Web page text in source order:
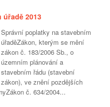
2013
Správní poplatky na stavebním
úřaděZákon, kterým se mění
zákon č. 183/2006 Sb., o
územním plánování a
stavebním řádu (stavební
zákon), ve znění pozdějších
č. 634/2004...